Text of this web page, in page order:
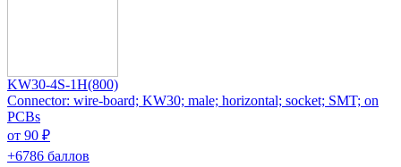
KW30-4S-1H(800)
Connector: wire-board; KW30; male; horizontal; socket; SMT; on
PCBs
от 90 ₽
+6786 баллов